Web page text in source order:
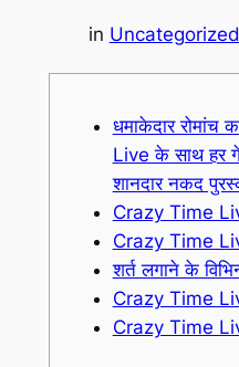
in Uncategorized
धमाकेदार
Live के साथ हर
शानदार नकद
Crazy Time
Crazy Time
शर्त लगाने के
Crazy Time
Crazy Time